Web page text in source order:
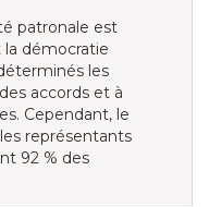
patronale est
démocratie
les
accords et à
Cependant, le
représentants
92 % des